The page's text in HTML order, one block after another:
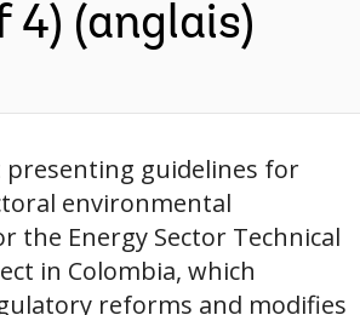
4) (anglais)
presenting guidelines for
environmental
the Energy Sector Technical
in Colombia, which
reforms and modifies